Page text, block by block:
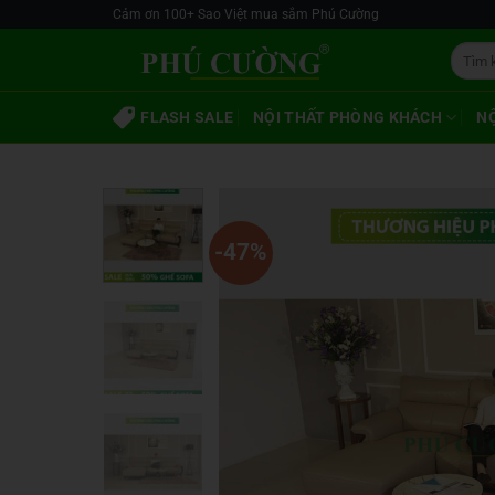
Cảm ơn 100+ Sao Việt mua sắm Phú Cường
Tìm
kiếm:
FLASH SALE NỘI THẤT PHÒNG KHÁCH
-47%